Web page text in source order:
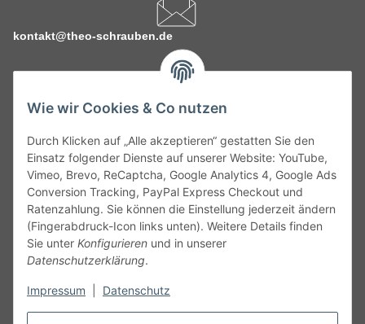
Wie wir Cookies & Co nutzen
Durch Klicken auf „Alle akzeptieren“ gestatten Sie den
Einsatz folgender Dienste auf unserer Website: YouTube,
Vimeo, Brevo, ReCaptcha, Google Analytics 4, Google Ads
Conversion Tracking, PayPal Express Checkout und
Ratenzahlung. Sie können die Einstellung jederzeit ändern
(Fingerabdruck-Icon links unten). Weitere Details finden
Sie unter Konfigurieren und in unserer
Datenschutzerklärung.
Impressum Datenschutz
kontakt@theo-schrauben.de
Service
Gesetzliche Informationen
Alle technischen Angaben ohne Gewähr. Irrtümer und fehlerhafte
Angaben vorbehalten. Wenn Sie Datenblätter oder spezielle
unseren Kundenservice. Abbildungen der Artikel können